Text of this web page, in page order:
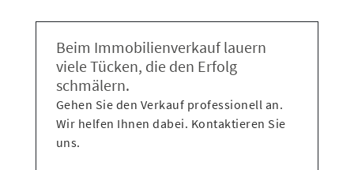
Beim Immobilienverkauf lauern
viele Tücken, die den Erfolg
schmälern.
Gehen Sie den Verkauf professionell an.
Wir helfen Ihnen dabei. Kontaktieren Sie
uns.